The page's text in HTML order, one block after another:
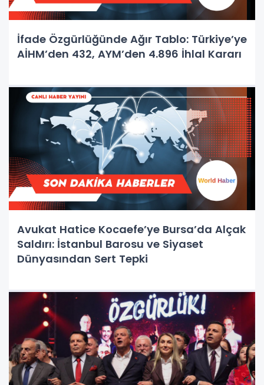
İfade Özgürlüğünde Ağır Tablo: Türkiye’ye
AİHM’den 432, AYM’den 4.896 İhlal Kararı
Avukat Hatice Kocaefe’ye Bursa’da Alçak
Saldırı: İstanbul Barosu ve Siyaset
Dünyasından Sert Tepki